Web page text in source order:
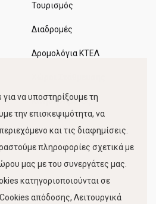
Τουρισμός
Διαδρομές
Δρομολόγια ΚΤΕΛ
Κίνηση Λιμένος
να υποστηρίξουμε τη
την επισκεψιμότητα, να
και τις διαφημίσεις.
πληροφορίες σχετικά με
μας με του συνεργάτες μας.
κατηγοριοποιούνται σε
απόδοσης, Λειτουργικά